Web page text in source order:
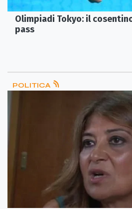
Olimpiadi Tokyo: il
pass
POLITICA